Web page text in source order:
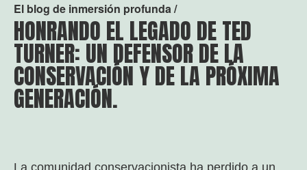
El blog de inmersión profunda /
HONRANDO EL LEGADO DE TED
TURNER: UN DEFENSOR DE LA
CONSERVACIÓN Y DE LA PRÓXIMA
GENERACIÓN.
La comunidad conservacionista ha perdido a un